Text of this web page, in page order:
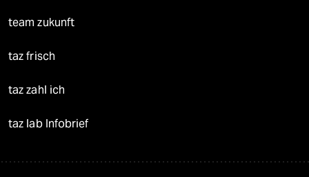
team zukunft
taz frisch
taz zahl ich
taz lab Infobrief